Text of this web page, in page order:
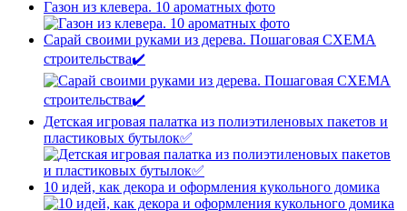
Газон из клевера. 10 ароматных фото
Сарай своими руками из дерева. Пошаговая СХЕМА
строительства✔️
Детская игровая палатка из полиэтиленовых пакетов и
пластиковых бутылок✅
10 идей, как декора и оформления кукольного домика